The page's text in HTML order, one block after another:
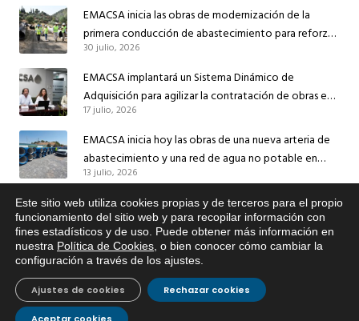
EMACSA inicia las obras de modernización de la
primera conducción de abastecimiento para reforzar
el suministro de agua de Córdoba
30 julio, 2026
EMACSA implantará un Sistema Dinámico de
Adquisición para agilizar la contratación de obras en
sus redes e instalaciones
17 julio, 2026
EMACSA inicia hoy las obras de una nueva arteria de
abastecimiento y una red de agua no potable en
Ingeniero Ruiz de Azúa
13 julio, 2026
Caracterización ZA Córdoba Red Quemadas- 1ª Sem
2026
9 julio, 2026
Caracterización ZA Córdoba Red Carrera Caballo-1º
Sem 2026
9 julio, 2026
Este sitio web utiliza cookies propias y de terceros para el propio
funcionamiento del sitio web y para recopilar información con
fines estadísticos y de uso. Puede obtener más información en
nuestra Política de Cookies , o bien conocer cómo cambiar la
configuración a través de los ajustes
Rechazar cookies
Ajustes de cookies
Si tiene cualquier duda sobre
EMACSA, haga click abajo.